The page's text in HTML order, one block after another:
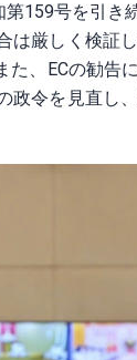
159号を引
厳しく検証
、ECの勧告
政令を見直し